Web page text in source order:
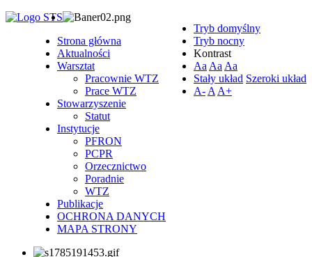
Tryb domyślny
Tryb nocny
Kontrast
Aa Aa Aa
Stały układ Szeroki układ
A- A A+
Strona główna
Aktualności
Warsztat
Pracownie WTZ
Prace WTZ
Stowarzyszenie
Statut
Instytucje
PFRON
PCPR
Orzecznictwo
Poradnie
WTZ
Publikacje
OCHRONA DANYCH
MAPA STRONY